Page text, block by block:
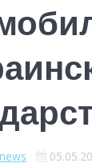
news